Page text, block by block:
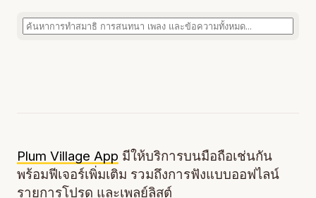
Plum Village App มีให้บริการบนมือถือเช่นกัน
พร้อมฟีเจอร์เพิ่มเติม รวมถึงการฟังแบบออฟไลน์
รายการโปรด และเพลย์ลิสต์